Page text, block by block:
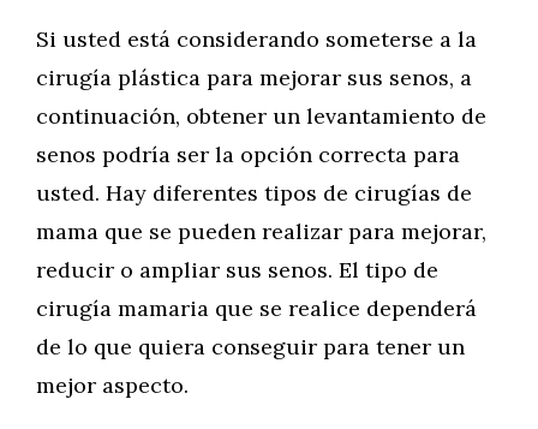
Si usted está considerando someterse a la
cirugía plástica para mejorar sus senos, a
continuación, obtener un levantamiento de
senos podría ser la opción correcta para
usted. Hay diferentes tipos de cirugías de
mama que se pueden realizar para mejorar,
reducir o ampliar sus senos. El tipo de
cirugía mamaria que se realice dependerá
de lo que quiera conseguir para tener un
mejor aspecto.